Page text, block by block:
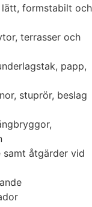
formstabilt och
terrasser och
papp,
stuprör, beslag
samt åtgärder vid